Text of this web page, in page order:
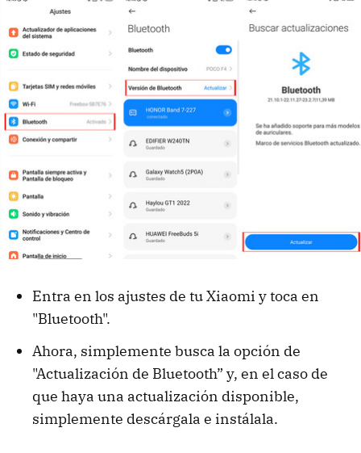
Entra en los ajustes de tu Xiaomi y toca en
"Bluetooth".
Ahora, simplemente busca la opción de
"Actualización de Bluetooth” y, en el caso de
que haya una actualización disponible,
simplemente descárgala e instálala.